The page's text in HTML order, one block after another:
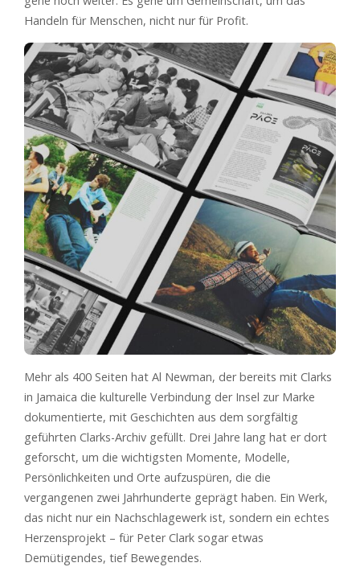
Handeln für Menschen, nicht nur für Profit.
Mehr als 400 Seiten hat Al Newman, der bereits mit Clarks
in Jamaica die kulturelle Verbindung der Insel zur Marke
dokumentierte, mit Geschichten aus dem sorgfältig
geführten Clarks-Archiv gefüllt. Drei Jahre lang hat er dort
geforscht, um die wichtigsten Momente, Modelle,
Persönlichkeiten und Orte aufzuspüren, die die
vergangenen zwei Jahrhunderte geprägt haben. Ein Werk,
das nicht nur ein Nachschlagewerk ist, sondern ein echtes
Herzensprojekt – für Peter Clark sogar etwas
Demütigendes, tief Bewegendes.